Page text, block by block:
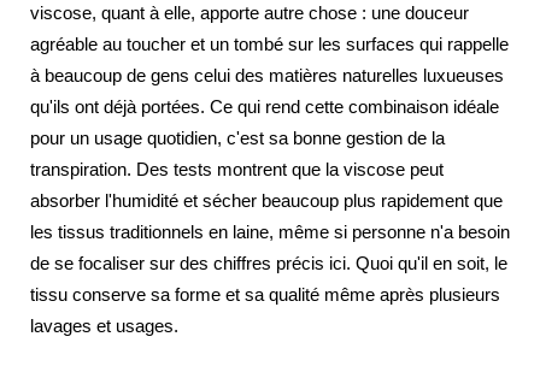
viscose, quant à elle, apporte autre chose : une douceur
agréable au toucher et un tombé sur les surfaces qui rappelle
à beaucoup de gens celui des matières naturelles luxueuses
qu'ils ont déjà portées. Ce qui rend cette combinaison idéale
pour un usage quotidien, c'est sa bonne gestion de la
transpiration. Des tests montrent que la viscose peut
absorber l'humidité et sécher beaucoup plus rapidement que
les tissus traditionnels en laine, même si personne n'a besoin
de se focaliser sur des chiffres précis ici. Quoi qu'il en soit, le
tissu conserve sa forme et sa qualité même après plusieurs
lavages et usages.